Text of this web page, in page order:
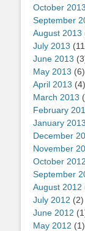
October 2013
September
August 2013
July 2013
June 2013
May 2013 (6)
April 2013 (4)
March 2013
February
January 2013
December
November
October 2012
September
August 2012
July 2012 (2)
June 2012
May 2012 (1)